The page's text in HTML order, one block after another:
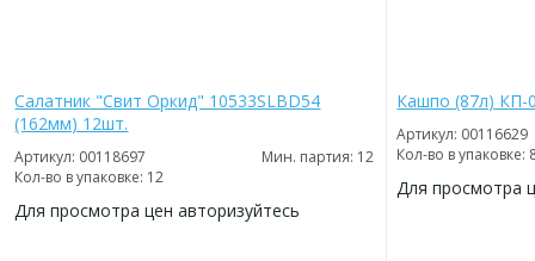
Салатник "Свит Оркид" 10533SLBD54
(162мм) 12шт.
Артикул: 00118697
Мин. партия: 12
Кол-во в упаковке: 12
Для просмотра цен авторизуйтесь
Кашпо (87л) КП-
Артикул: 00116629
Кол-во в упаковке:
Для просмотра